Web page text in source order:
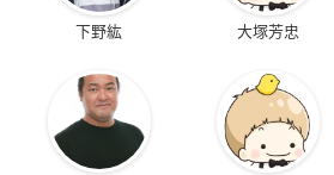
下野紘 大塚芳忠